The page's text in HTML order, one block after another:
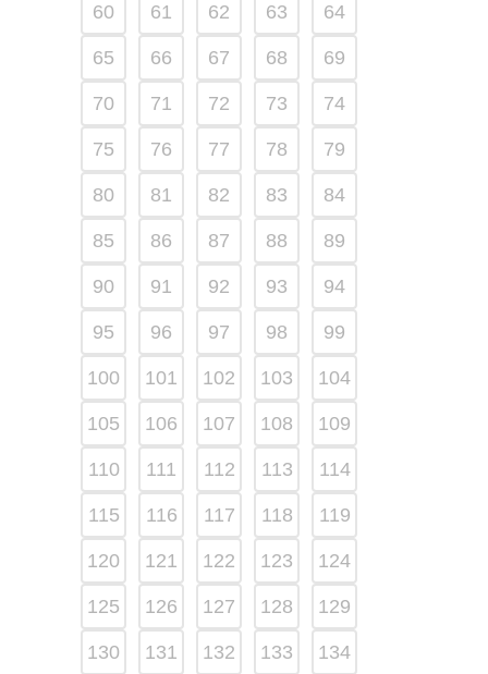
60 61 62 63 64
65 66 67 68 69
70 71 72 73 74
75 76 77 78 79
80 81 82 83 84
85 86 87 88 89
90 91 92 93 94
95 96 97 98 99
100 101 102 103 104
105 106 107 108 109
110 111 112 113 114
115 116 117 118 119
120 121 122 123 124
125 126 127 128 129
130 131 132 133 134